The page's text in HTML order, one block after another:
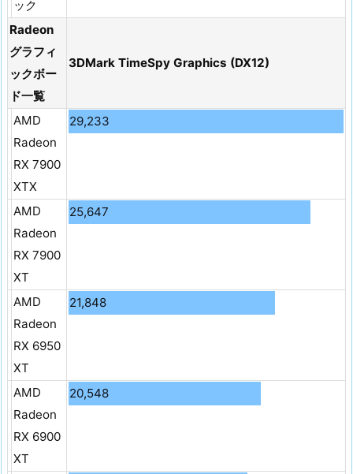
ック
Radeon
グラフィ
ックボー
ド一覧
3DMark TimeSpy Graphics (DX12)
AMD
Radeon
RX 7900
XTX
29,233
AMD
Radeon
RX 7900
XT
25,647
AMD
Radeon
RX 6950
XT
21,848
AMD
Radeon
RX 6900
XT
20,548